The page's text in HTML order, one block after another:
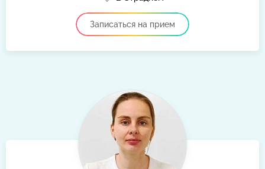
Записаться на прием